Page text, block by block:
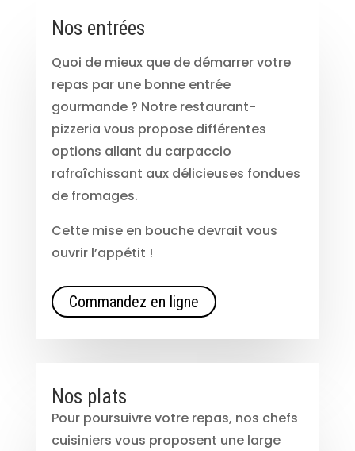
Nos entrées
Quoi de mieux que de démarrer votre
repas par une bonne entrée
gourmande ? Notre restaurant-
pizzeria vous propose différentes
options allant du carpaccio
rafraîchissant aux délicieuses fondues
de fromages.
Cette mise en bouche devrait vous
ouvrir l’appétit !
Commandez en ligne
Nos plats
Pour poursuivre votre repas, nos chefs
cuisiniers vous proposent une large